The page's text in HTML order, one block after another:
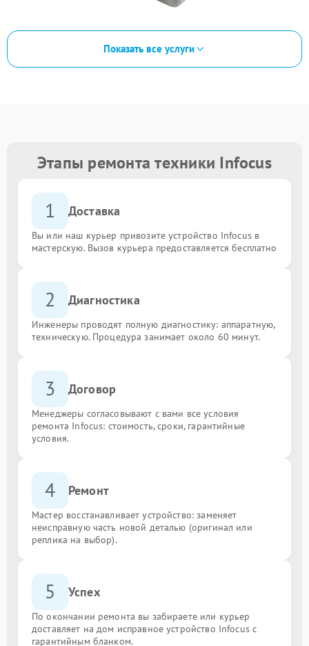
Показать все услуги
Этапы ремонта техники Infocus
1 Доставка
Вы или наш курьер привозите устройство Infocus в
мастерскую. Вызов курьера предоставляется бесплатно
2 Диагностика
Инженеры проводят полную диагностику: аппаратную,
техническую. Процедура занимает около 60 минут.
3 Договор
Менеджеры согласовывают с вами все условия
ремонта Infocus: стоимость, сроки, гарантийные
условия.
4 Ремонт
Мастер восстанавливает устройство: заменяет
неисправную часть новой деталью (оригинал или
реплика на выбор).
5 Успех
По окончании ремонта вы забираете или курьер
доставляет на дом исправное устройство Infocus с
гарантийным бланком.